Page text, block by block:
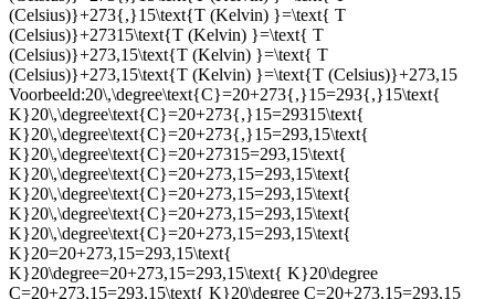
(Celsius)}+273{,}15\text{T (Kelvin) }=\text{ T
(Celsius)}+27315\text{T (Kelvin) }=\text{ T
(Celsius)}+273,15\text{T (Kelvin) }=\text{ T
(Celsius)}+273,15\text{T (Kelvin) }=\text{T (Celsius)}+273,15
Voorbeeld:20\,\degree\text{C}=20+273{,}15=293{,}15\text{
K}20\,\degree\text{C}=20+273{,}15=29315\text{
K}20\,\degree\text{C}=20+273{,}15=293,15\text{
K}20\,\degree\text{C}=20+27315=293,15\text{
K}20\,\degree\text{C}=20+273,15=293,15\text{
K}20\,\degree\text{C}=20+273,15=293,15\text{
K}20\,\degree\text{C}=20+273,15=293,15\text{
K}20\,\degree\text{C}=20+273,15=293,15\text{
K}20=20+273,15=293,15\text{
K}20\degree=20+273,15=293,15\text{ K}20\degree
C=20+273,15=293,15\text{ K}20\degree C=20+273,15=293,15